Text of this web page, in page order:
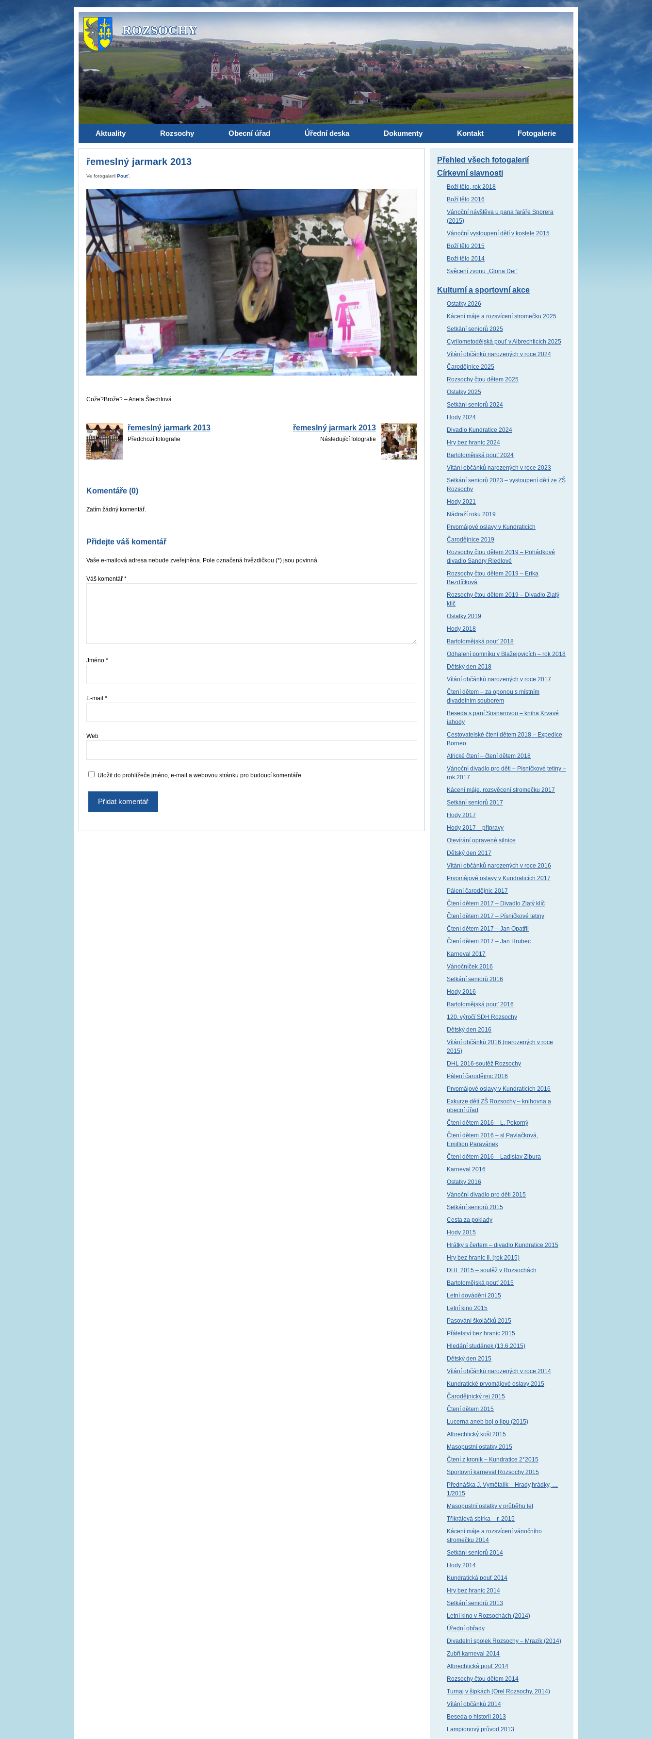
ROZSOCHY
Aktuality Rozsochy Obecní úřad Úřední deska Dokumenty Kontakt Fotogalerie
řemeslný jarmark 2013
Ve fotogalerii Pouť
Cože?Brože? – Aneta Šlechtová
řemeslný jarmark 2013
Předchozí fotografie
řemeslný jarmark 2013
Následující fotografie
Komentáře (0)
Zatím žádný komentář.
Přidejte váš komentář
Vaše e-mailová adresa nebude zveřejněna. Pole označená hvězdičkou (*) jsou povinná.
Váš komentář *
Jméno *
E-mail *
Web
Uložit do prohlížeče jméno, e-mail a webovou stránku pro budoucí komentáře.
Přehled všech fotogalerií
Církevní slavnosti
Boží tělo, rok 2018
Boží tělo 2016
Vánoční návštěva u pana faráře Sporera
(2015)
Vánoční vystoupení dětí v kostele 2015
Boží tělo 2015
Boží tělo 2014
Svěcení zvonu „Gloria Dei“
Kulturní a sportovní akce
Ostatky 2026
Kácení máje a rozsvícení stromečku 2025
Setkání seniorů 2025
Cyrilometodějská pouť v Albrechticích 2025
Vítání občánků narozených v roce 2024
Čarodějnice 2025
Rozsochy čtou dětem 2025
Ostatky 2025
Setkání seniorů 2024
Hody 2024
Divadlo Kundratice 2024
Hry bez hranic 2024
Bartolomějská pouť 2024
Vítání občánků narozených v roce 2023
Setkání seniorů 2023 – vystoupení dětí ze ZŠ
Rozsochy
Hody 2021
Nádraží roku 2019
Prvomájové oslavy v Kundraticích
Čarodějnice 2019
Rozsochy čtou dětem 2019 – Pohádkové
divadlo Sandry Riedlové
Rozsochy čtou dětem 2019 – Erika
Bezdíčková
Rozsochy čtou dětem 2019 – Divadlo Zlatý
klíč
Ostatky 2019
Hody 2018
Bartolomějská pouť 2018
Odhalení pomníku v Blažejovicích – rok 2018
Dětský den 2018
Vítání občánků narozených v roce 2017
Čtení dětem – za oponou s místním
divadelním souborem
Beseda s paní Sosnarovou – kniha Krvavé
jahody
Cestovatelské čtení dětem 2018 – Expedice
Borneo
Africké čtení – čtení dětem 2018
Vánoční divadlo pro děti – Písničkové tetiny –
rok 2017
Kácení máje, rozsvěcení stromečku 2017
Setkání seniorů 2017
Hody 2017
Hody 2017 – přípravy
Otevírání opravené silnice
Dětský den 2017
Vítání občánků narozených v roce 2016
Prvomájové oslavy v Kundraticích 2017
Pálení čarodějnic 2017
Čtení dětem 2017 – Divadlo Zlatý klíč
Čtení dětem 2017 – Písničkové tetiny
Čtení dětem 2017 – Jan Opatřil
Čtení dětem 2017 – Jan Hrubec
Karneval 2017
Vánočníček 2016
Setkání seniorů 2016
Hody 2016
Bartolomějská pouť 2016
120. výročí SDH Rozsochy
Dětský den 2016
Vítání občánků 2016 (narozených v roce
2015)
DHL 2016-soutěž Rozsochy
Pálení čarodějnic 2016
Prvomájové oslavy v Kundraticích 2016
Exkurze dětí ZŠ Rozsochy – knihovna a
obecní úřad
Čtení dětem 2016 – L. Pokorný
Čtení dětem 2016 – sl.Pavlačková,
Emillion,Paravánek
Čtení dětem 2016 – Ladislav Zibura
Karneval 2016
Ostatky 2016
Vánoční divadlo pro děti 2015
Setkání seniorů 2015
Cesta za poklady
Hody 2015
Hrátky s čertem – divadlo Kundratice 2015
Hry bez hranic II. (rok 2015)
DHL 2015 – soutěž v Rozsochách
Bartolomějská pouť 2015
Letní dovádění 2015
Letní kino 2015
Pasování školáčků 2015
Přátelství bez hranic 2015
Hledání studánek (13.6.2015)
Dětský den 2015
Vítání občánků narozených v roce 2014
Kundratické prvomájové oslavy 2015
Čarodějnický rej 2015
Čtení dětem 2015
Lucerna aneb boj o lípu (2015)
Albrechtický košt 2015
Masopustní ostatky 2015
Čtení z kronik – Kundratice 2*2015
Sportovní karneval Rozsochy 2015
Přednáška J. Vymětalík – Hrady,hrádky, …
1/2015
Masopustní ostatky v průběhu let
Tříkrálová sbírka – r. 2015
Kácení máje a rozsvícení vánočního
stromečku 2014
Setkání seniorů 2014
Hody 2014
Kundratická pouť 2014
Hry bez hranic 2014
Setkání seniorů 2013
Letní kino v Rozsochách (2014)
Úřední obřady
Divadelní spolek Rozsochy – Mrazík (2014)
Zubří karneval 2014
Albrechtická pouť 2014
Rozsochy čtou dětem 2014
Turnaj v šipkách (Orel Rozsochy, 2014)
Vítání občánků 2014
Beseda o historii 2013
Lampionový průvod 2013